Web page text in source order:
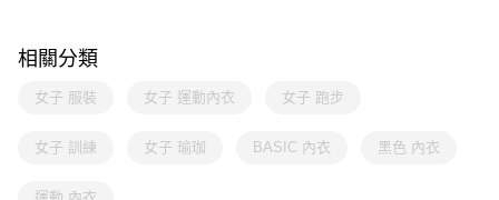
相關分類
女子 服裝 女子 運動內衣 女子 跑步
女子 訓練 女子 瑜珈 BASIC 內衣 黑色 內衣